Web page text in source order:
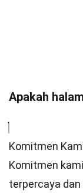
Apakah
Komitmen
Komitmen
terpercaya